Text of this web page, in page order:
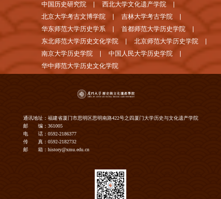
中国历史研究院
西北大学文化遗产学院
北京大学考古文博学院
吉林大学考古学院
华东师范大学历史学系
首都师范大学历史学院
东北师范大学历史文化学院
北京师范大学历史学院
南京大学历史学院
中国人民大学历史学院
华中师范大学历史文化学院
通讯地址：福建省厦门市思明区思明南路422号之四厦门大学历史与文化遗产学院
邮 编：361005
电 话：0592-2186377
传 真：0592-2182732
邮 箱：history@xmu.edu.cn